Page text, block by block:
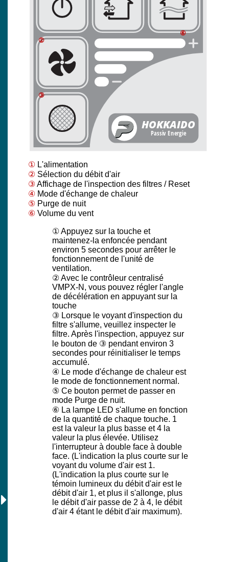
②
③
⑥
① L'alimentation
② Sélection du débit d'air
③Affichage de l'inspection des filtres / Reset
④ Mode d'échange de chaleur
⑤ Purge de nuit
⑥ Volume du vent
① Appuyez sur la touche et
maintenez-la enfoncée pendant
environ 5 secondes pour arrêter le
fonctionnement de l'unité de
ventilation.
② Avec le contrôleur centralisé
VMPX-N, vous pouvez régler l'angle
de décélération en appuyant sur la
touche
③ Lorsque le voyant d'inspection du
filtre s'allume, veuillez inspecter le
filtre. Après l'inspection, appuyez sur
le bouton de ③ pendant environ 3
secondes pour réinitialiser le temps
accumulé.
④ Le mode d'échange de chaleur est
le mode de fonctionnement normal.
⑤ Ce bouton permet de passer en
mode Purge de nuit.
⑥ La lampe LED s'allume en fonction
de la quantité de chaque touche. 1
est la valeur la plus basse et 4 la
valeur la plus élevée. Utilisez
l'interrupteur à double face à double
face. (L'indication la plus courte sur le
voyant du volume d'air est 1.
(L'indication la plus courte sur le
témoin lumineux du débit d'air est le
débit d'air 1, et plus il s'allonge, plus
le débit d'air passe de 2 à 4, le débit
d'air 4 étant le débit d'air maximum).